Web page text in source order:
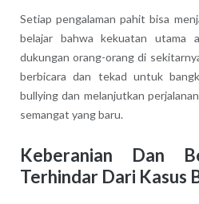
Setiap pengalaman pahit bisa
belajar bahwa kekuatan utama
dukungan orang-orang di
berbicara dan tekad untuk
bullying dan melanjutkan
semangat yang baru.
Keberanian Dan
Terhindar Dari Kasus